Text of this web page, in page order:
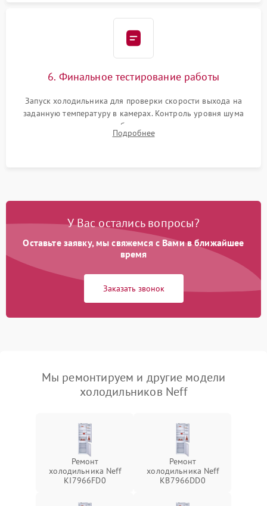
6. Финальное тестирование работы
Запуск холодильника для проверки скорости выхода на
заданную температуру в камерах. Контроль уровня шума
компрессора, отсутствия обмерзания стенок и корректного
срабатывания системы автоматической оттайки.
Подробнее
У Вас остались вопросы?
Оставьте заявку, мы свяжемся с Вами в ближайшее
время
Заказать звонок
Мы ремонтируем и другие модели
холодильников Neff
Ремонт
холодильника Neff
KI7966FD0
Ремонт
холодильника Neff
KB7966DD0